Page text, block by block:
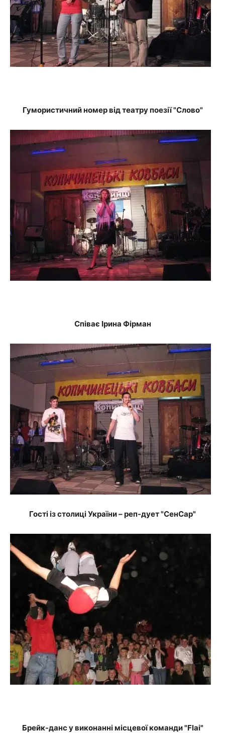
Гумористичний номер від театру поезії "Слово"
Співає Ірина Фірман
Гості із столиці України – реп-дует "СенСар"
Брейк-данс у виконанні місцевої команди "Flai"